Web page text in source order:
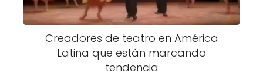
Creadores de teatro en América
Latina que están marcando
tendencia